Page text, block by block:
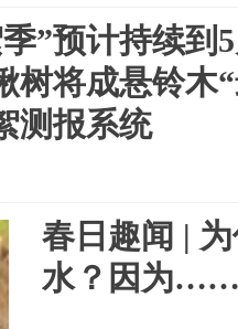
”预计持续到
树将成悬铃木
测报系统
春日趣闻 |
水？因为